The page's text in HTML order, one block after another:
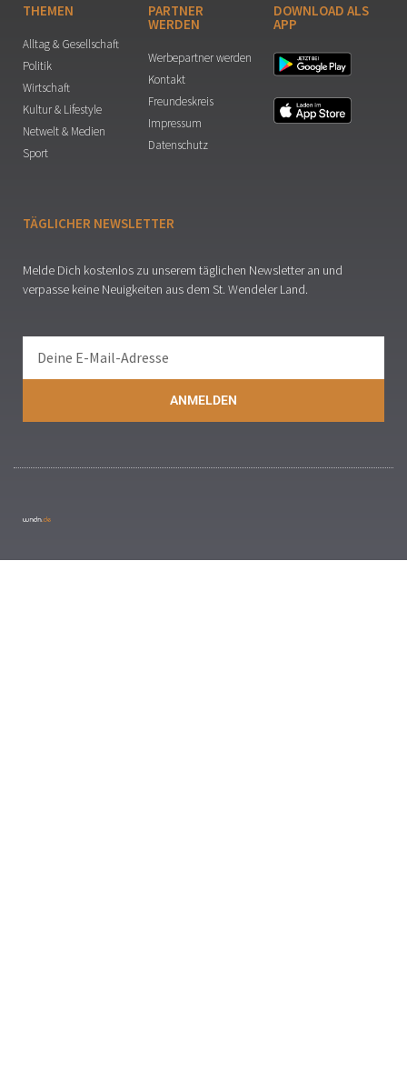
THEMEN
Alltag & Gesellschaft
Politik
Wirtschaft
Kultur & Lifestyle
Netwelt & Medien
Sport
PARTNER
WERDEN
Werbepartner werden
Kontakt
Freundeskreis
Impressum
Datenschutz
DOWNLOAD ALS
APP
TÄGLICHER NEWSLETTER
Melde Dich kostenlos zu unserem täglichen Newsletter an und
verpasse keine Neuigkeiten aus dem St. Wendeler Land.
ANMELDEN